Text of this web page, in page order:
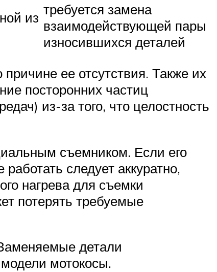
из требуется замена
взаимодействующей пары
износившихся деталей
ее отсутствия. Также их
посторонних частиц
из-за того, что целостность
съемником. Если его
следует аккуратно,
нагрева для съемки
потерять требуемые
детали
мотокосы.